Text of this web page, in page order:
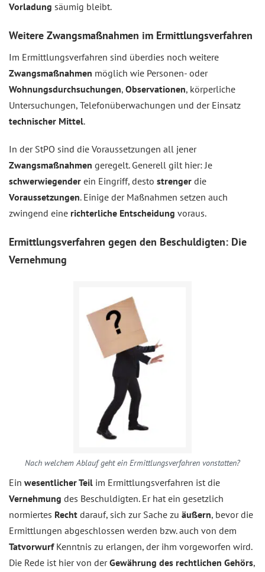
Vorladung säumig bleibt.
Weitere Zwangsmaßnahmen im Ermittlungsverfahren
Im Ermittlungsverfahren sind überdies noch weitere
Zwangsmaßnahmen möglich wie Personen- oder
Wohnungsdurchsuchungen, Observationen, körperliche
Untersuchungen, Telefonüberwachungen und der Einsatz
technischer Mittel.
In der StPO sind die Voraussetzungen all jener
Zwangsmaßnahmen geregelt. Generell gilt hier: Je
schwerwiegender ein Eingriff, desto strenger die
Voraussetzungen. Einige der Maßnahmen setzen auch
zwingend eine richterliche Entscheidung voraus.
Ermittlungsverfahren gegen den Beschuldigten: Die
Vernehmung
Nach welchem Ablauf geht ein Ermittlungsverfahren vonstatten?
Ein wesentlicher Teil im Ermittlungsverfahren ist die
Vernehmung des Beschuldigten. Er hat ein gesetzlich
normiertes Recht darauf, sich zur Sache zu äußern, bevor die
Ermittlungen abgeschlossen werden bzw. auch von dem
Tatvorwurf Kenntnis zu erlangen, der ihm vorgeworfen wird.
Die Rede ist hier von derGewährung des rechtlichen Gehörs,